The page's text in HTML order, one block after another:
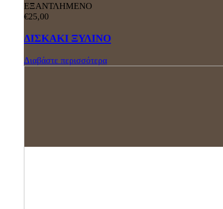
ΕΞΑΝΤΛΗΜΕΝΟ
€25,00
ΔΙΣΚΑΚΙ ΞΥΛΙΝΟ
Διαβάστε περισσότερα